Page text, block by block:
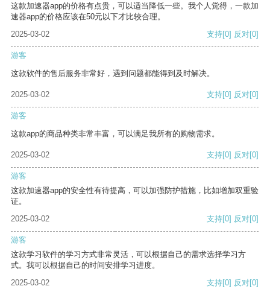
这款加速器app的价格有点贵，可以适当降低一些。我个人觉得，一款加
速器app的价格应该在50元以下才比较合理。
2025-03-02
支持[0] 反对[0]
游客
这款软件的售后服务非常好，遇到问题都能得到及时解决。
2025-03-02 支持[0] 反对[0]
游客
这款app的商品种类非常丰富，可以满足我所有的购物需求。
2025-03-02 支持[0] 反对[0]
游客
这款加速器app的安全性有待提高，可以加强防护措施，比如增加双重验
证。
2025-03-02
支持[0] 反对[0]
游客
这款学习软件的学习方式非常灵活，可以根据自己的需求选择学习方
式。我可以根据自己的时间安排学习进度。
2025-03-02
支持[0] 反对[0]